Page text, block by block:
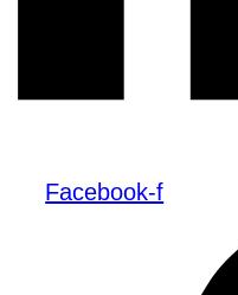
Facebook-f